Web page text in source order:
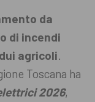
da
di incendi
agricoli.
Toscana ha
2026,